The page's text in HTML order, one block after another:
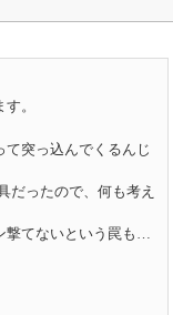
。
突っ込んでくるんじ
だったので、何も考え
撃てないという罠も…